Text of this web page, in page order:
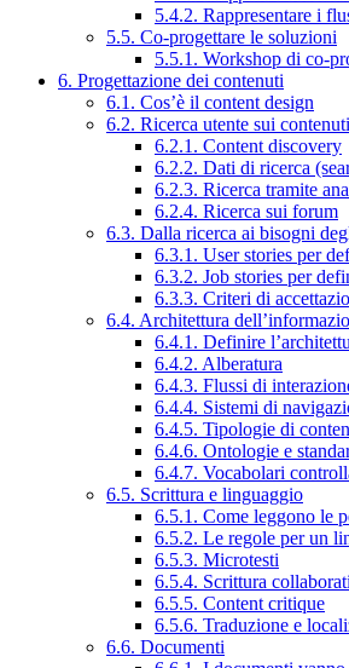
5.4.2. Rappresentare i
5.5. Co-progettare le soluzioni
5.5.1. Workshop di co-
6. Progettazione dei contenuti
6.1. Cos’è il content design
6.2. Ricerca utente sui
6.2.1. Content discovery
6.2.2. Dati di ricerca
6.2.3. Ricerca tramite
6.2.4. Ricerca sui forum
6.3. Dalla ricerca ai bisogni
6.3.1. User stories per
6.3.2. Job stories per
6.3.3. Criteri di
6.4. Architettura
6.4.1. Definire
6.4.2. Alberatura
6.4.3. Flussi di
6.4.4. Sistemi di
6.4.5. Tipologie di
6.4.6. Ontologie e
6.4.7. Vocabolari
6.5. Scrittura e linguaggio
6.5.1. Come leggono le
6.5.2. Le regole per un
6.5.3. Microtesti
6.5.4. Scrittura
6.5.5. Content critique
6.5.6. Traduzione e
6.6. Documenti